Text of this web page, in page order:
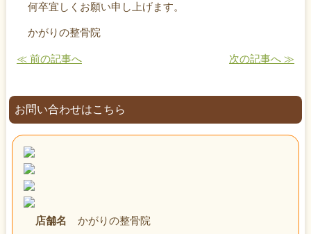
何卒宜しくお願い申し上げます。
かがりの整骨院
≪ 前の記事へ 次の記事へ ≫
お問い合わせはこちら
店舗名
かがりの整骨院